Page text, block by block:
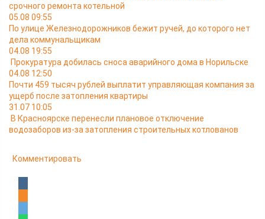
срочного ремонта котельной
05.08 09:55
По улице Железнодорожников бежит ручей, до которого нет
дела коммунальщикам
04.08 19:55
Прокуратура добилась сноса аварийного дома в Норильске
04.08 12:50
Почти 459 тысяч рублей выплатит управляющая компания за
ущерб после затопления квартиры
31.07 10:05
В Красноярске перенесли плановое отключение
водозаборов из-за затопления строительных котлованов
Комментировать